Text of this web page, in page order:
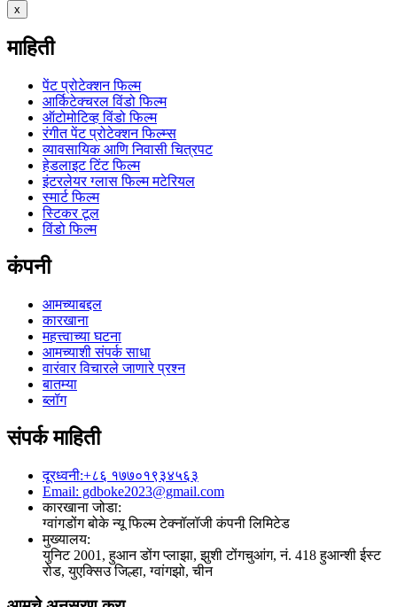
x
माहिती
पेंट प्रोटेक्शन फिल्म
आर्किटेक्चरल विंडो फिल्म
ऑटोमोटिव्ह विंडो फिल्म
रंगीत पेंट प्रोटेक्शन फिल्म्स
व्यावसायिक आणि निवासी चित्रपट
हेडलाइट टिंट फिल्म
इंटरलेयर ग्लास फिल्म मटेरियल
स्मार्ट फिल्म
स्टिकर टूल
विंडो फिल्म
कंपनी
आमच्याबद्दल
कारखाना
महत्त्वाच्या घटना
आमच्याशी संपर्क साधा
वारंवार विचारले जाणारे प्रश्न
बातम्या
ब्लॉग
संपर्क माहिती
दूरध्वनी:+८६ १७७०१९३४५६३
Email: gdboke2023@gmail.com
कारखाना जोडा:
ग्वांगडोंग बोके न्यू फिल्म टेक्नॉलॉजी कंपनी लिमिटेड
मुख्यालय:
युनिट 2001, हुआन डोंग प्लाझा, झुशी टोंगचुआंग, नं. 418 हुआन्शी ईस्ट
रोड, युएक्सिउ जिल्हा, ग्वांगझो, चीन